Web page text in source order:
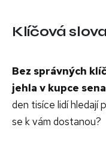
Klíčová
Bez správných
jehla v kupce sena
den tisíce lidí hledají
se k vám dostanou?